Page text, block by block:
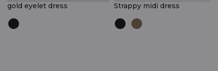
gold eyelet dress Strappy midi dress